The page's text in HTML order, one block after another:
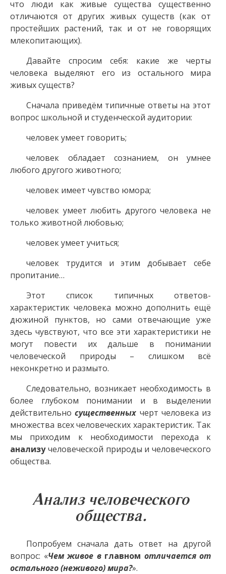
что люди как живые существа существенно
отличаются от других живых существ (как от
простейших растений, так и от не говорящих
млекопитающих).
Давайте спросим себя: какие же черты
человека выделяют его из остального мира
живых существ?
Сначала приведём типичные ответы на этот
вопрос школьной и студенческой аудитории:
человек умеет говорить;
человек обладает сознанием, он умнее
любого другого животного;
человек имеет чувство юмора;
человек умеет любить другого человека не
только животной любовью;
человек умеет учиться;
человек трудится и этим добывает себе
пропитание…
Этот список типичных ответов-
характеристик человека можно дополнить ещё
дюжиной пунктов, но сами отвечающие уже
здесь чувствуют, что все эти характеристики не
могут повести их дальше в понимании
человеческой природы – слишком всё
неконкретно и размыто.
Следовательно, возникает необходимость в
более глубоком понимании и в выделении
действительносущественных черт человека из
множества всех человеческих характеристик. Так
мы приходим к необходимости перехода к
анализучеловеческой природы и человеческого
общества.
Анализ человеческого
общества.
Попробуем сначала дать ответ на другой
вопрос: «Чем живое в главном отличается от
остального (неживого) мира?».